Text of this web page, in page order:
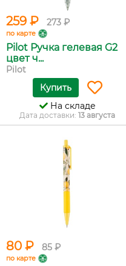
259 ₽ 273 ₽
по карте
Pilot Ручка гелевая G2
цвет ч...
Pilot
Купить
На складе
Дата доставки: 13 августа
80 ₽ 85 ₽
по карте